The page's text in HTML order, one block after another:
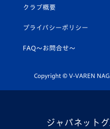
平和祈念活動
ホームタウン活動
スクール
ヴィヴィくんインスタグラム
公式LINE＠
クラブ概要
プライバシーポリシー
FAQ〜お問合せ〜
Copyright © V-VAREN
ジャパネット